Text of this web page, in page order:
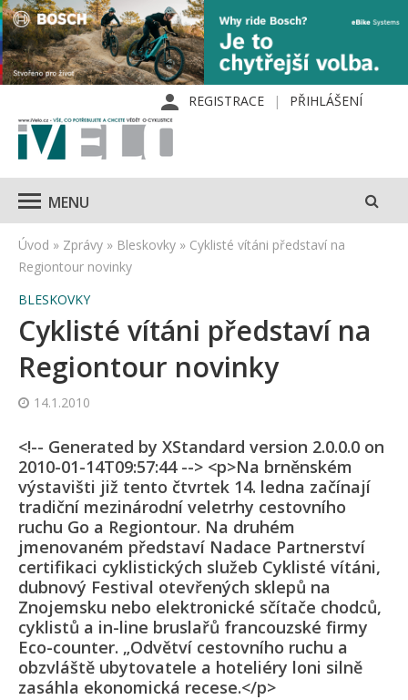
REGISTRACE PŘIHLÁŠENÍ
MENU
Úvod » Zprávy » Bleskovky » Cyklisté vítáni představí na
Regiontour novinky
BLESKOVKY
Cyklisté vítáni představí na
Regiontour novinky
14.1.2010
<!-- Generated by XStandard version 2.0.0.0 on
2010-01-14T09:57:44 --> <p>Na brněnském
výstavišti již tento čtvrtek 14. ledna začínají
tradiční mezinárodní veletrhy cestovního
ruchu Go a Regiontour. Na druhém
jmenovaném představí Nadace Partnerství
certifikaci cyklistických služeb Cyklisté vítáni,
dubnový Festival otevřených sklepů na
Znojemsku nebo elektronické sčítače chodců,
cyklistů a in-line bruslařů francouzské firmy
Eco-counter. „Odvětví cestovního ruchu a
obzvláště ubytovatele a hoteliéry loni silně
zasáhla ekonomická recese.</p>